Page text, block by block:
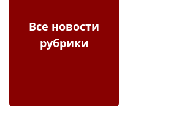
Все новости
рубрики